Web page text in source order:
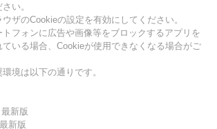
い。
ザのCookieの設定を有効にしてください。
フォンに広告や画像等をブロックするアプリを
ている場合、Cookieが使用できなくなる場合がご
境は以下の通りです。
新版
新版